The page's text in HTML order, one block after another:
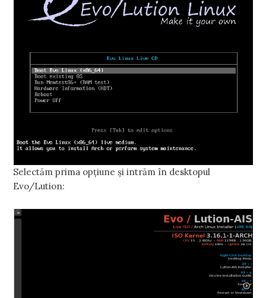
Selectăm prima opţiune şi intrăm în desktopul
Evo/Lution: